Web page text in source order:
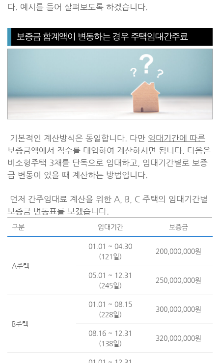
다. 예시를 들어 살펴보도록 하겠습니다.
보증금 합계액이 변동하는 경우 주택임대간주료
기본적인 계산방식은 동일합니다. 다만 임대기간에 따른
보증금액에서 적수를 대입하여 계산하시면 됩니다. 다음은
비소형주택 3채를 단독으로 임대하고, 임대기간별로 보증
금 변동이 있을 때 계산하는 방법입니다.
먼저 간주임대료 계산을 위한 A, B, C 주택의 임대기간별
보증금 변동표를 보겠습니다.
구분 임대기간 보증금
A주택
01.01 ~ 04.30
(121일)
200,000,000원
05.01 ~ 12.31
(245일)
250,000,000원
B주택
01.01 ~ 08.15
(228일)
300,000,000원
08.16 ~ 12.31
(138일)
320,000,000원